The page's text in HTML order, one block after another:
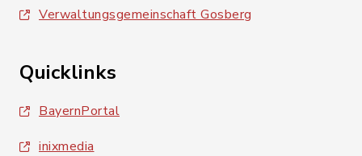
Verwaltungsgemeinschaft Gosberg
Quicklinks
BayernPortal
inixmedia